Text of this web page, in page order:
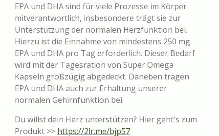
EPA und DHA sind für viele Prozesse im Körper
mitverantwortlich, insbesondere trägt sie zur
Unterstützung der normalen Herzfunktion bei.
Hierzu ist die Einnahme von mindestens 250 mg
EPA und DHA pro Tag erforderlich. Dieser Bedarf
wird mit der Tagesration von Super Omega
Kapseln großzügig abgedeckt. Daneben tragen
EPA und DHA auch zur Erhaltung unserer
normalen Gehirnfunktion bei.
Du willst dein Herz unterstützen? Hier geht's zum
Produkt >> https://2lr.me/bjp57